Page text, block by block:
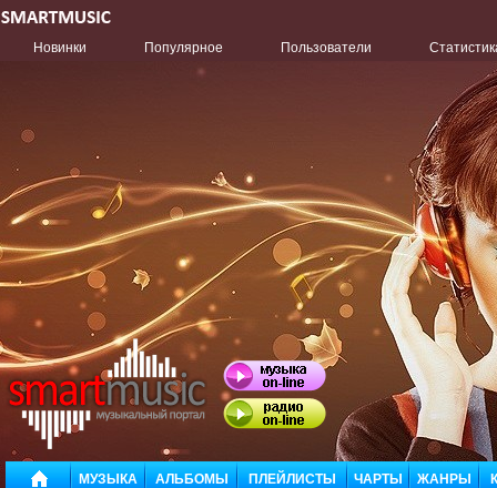
Новинки Популярное Пользователи
МУЗЫКА АЛЬБОМЫ ПЛЕЙЛИСТЫ ЧАРТЫ ЖАНРЫ